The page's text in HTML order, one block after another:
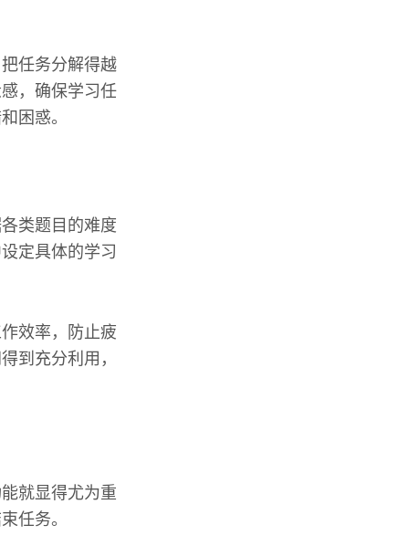
任务分解得越
，确保学习任
困惑。
类题目的难度
定具体的学习
效率，防止疲
到充分利用，
就显得尤为重
任务。